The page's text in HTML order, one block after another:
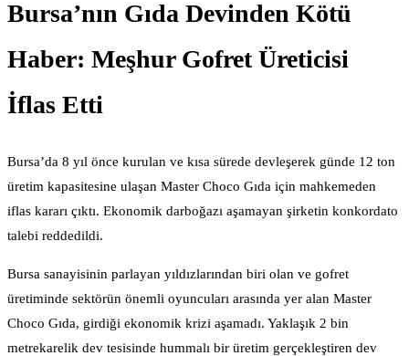
Bursa’nın Gıda Devinden Kötü
Haber: Meşhur Gofret Üreticisi
İflas Etti
Bursa’da 8 yıl önce kurulan ve kısa sürede devleşerek günde 12 ton
üretim kapasitesine ulaşan Master Choco Gıda için mahkemeden
iflas kararı çıktı. Ekonomik darboğazı aşamayan şirketin konkordato
talebi reddedildi.
Bursa sanayisinin parlayan yıldızlarından biri olan ve gofret
üretiminde sektörün önemli oyuncuları arasında yer alan Master
Choco Gıda, girdiği ekonomik krizi aşamadı. Yaklaşık 2 bin
metrekarelik dev tesisinde hummalı bir üretim gerçekleştiren dev